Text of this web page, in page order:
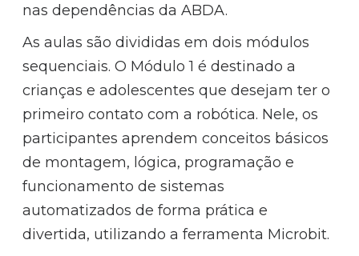
nas dependências da ABDA.
As aulas são divididas em dois módulos
sequenciais. O Módulo 1 é destinado a
crianças e adolescentes que desejam ter o
primeiro contato com a robótica. Nele, os
participantes aprendem conceitos básicos
de montagem, lógica, programação e
funcionamento de sistemas
automatizados de forma prática e
divertida, utilizando a ferramenta Microbit.